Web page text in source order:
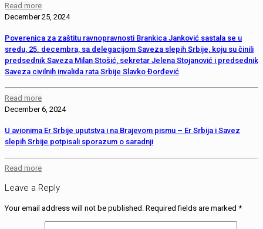
Read more
December 25, 2024
Poverenica za zaštitu ravnopravnosti Brankica Janković sastala se u
sredu, 25. decembra, sa delegacijom Saveza slepih Srbije, koju su činili
predsednik Saveza Milan Stošić, sekretar Jelena Stojanović i predsednik
Saveza civilnih invalida rata Srbije Slavko Đorđević
Read more
December 6, 2024
U avionima Er Srbije uputstva i na Brajevom pismu – Er Srbija i Savez
slepih Srbije potpisali sporazum o saradnji
Read more
Leave a Reply
Your email address will not be published. Required fields are marked *